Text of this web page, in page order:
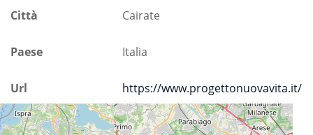
Città Cairate
Paese Italia
Url https://www.progettonuovavita.it/
Prossimi eventi